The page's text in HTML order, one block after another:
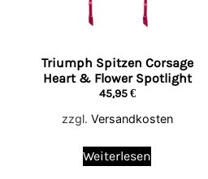
Triumph Spitzen Corsage
Heart & Flower Spotlight
45,95€
zzgl. Versandkosten
Weiterlesen